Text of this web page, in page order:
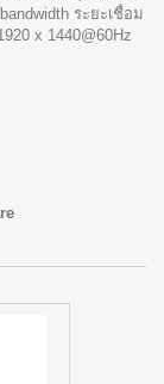
ระยะเชื่อม
x 1440@60Hz